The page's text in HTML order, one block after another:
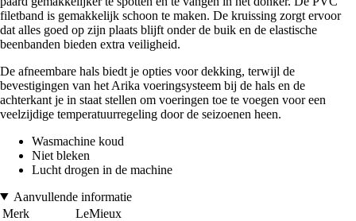
filetband is gemakkelijk schoon te maken. De kruissing zorgt ervoor
dat alles goed op zijn plaats blijft onder de buik en de elastische
beenbanden bieden extra veiligheid.
De afneembare hals biedt je opties voor dekking, terwijl de
bevestigingen van het Arika voeringsysteem bij de hals en de
achterkant je in staat stellen om voeringen toe te voegen voor een
veelzijdige temperatuurregeling door de seizoenen heen.
Wasmachine koud
Niet bleken
Lucht drogen in de machine
Aanvullende informatie
Merk
LeMieux